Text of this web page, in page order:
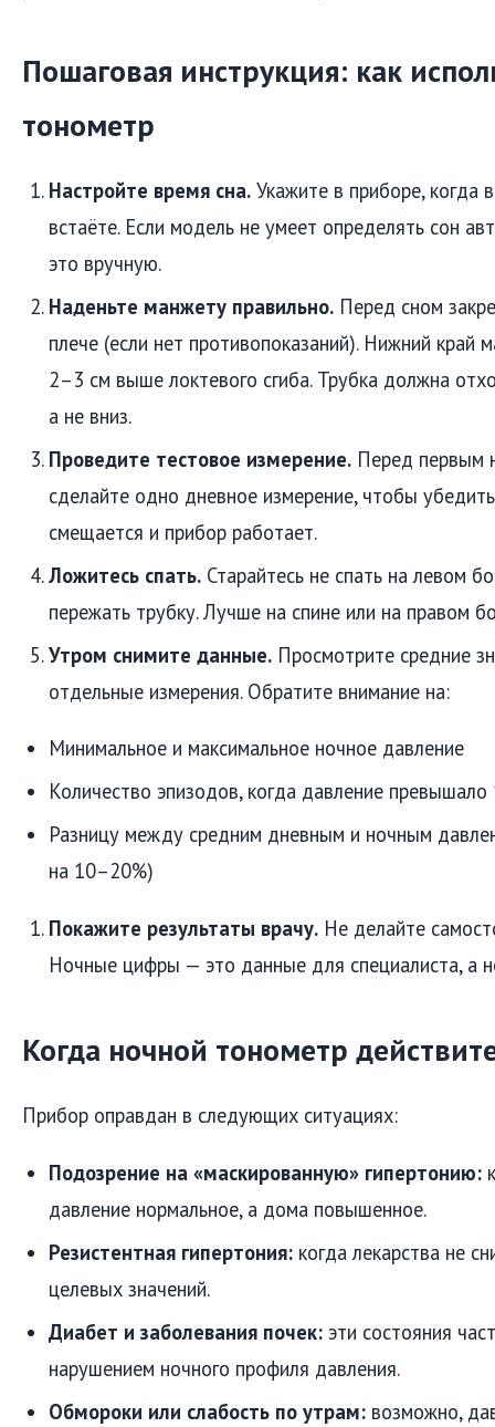
Пошаговая инструкция: как
тонометр
Настройте время сна. Укажите в приборе, когда
встаёте. Если модель не умеет определять сон
это вручную.
Наденьте манжету правильно. Перед сном
плече (если нет противопоказаний). Нижний
2–3 см выше локтевого сгиба. Трубка должна
а не вниз.
Проведите тестовое измерение. Перед первым
сделайте одно дневное измерение, чтобы
смещается и прибор работает.
Ложитесь спать. Старайтесь не спать на левом
пережать трубку. Лучше на спине или на правом
Утром снимите данные. Просмотрите средние
отдельные измерения. Обратите внимание на:
Минимальное и максимальное ночное давление
Количество эпизодов, когда давление
Разницу между средним дневным и ночным
на 10–20%)
Покажите результаты врачу. Не делайте
Ночные цифры — это данные для специалиста, а
Когда ночной тонометр
Прибор оправдан в следующих ситуациях:
Подозрение на «маскированную» гипертонию:
давление нормальное, а дома повышенное.
Резистентная гипертония: когда лекарства не
целевых значений.
Диабет и заболевания почек: эти состояния
нарушением ночного профиля давления.
Обмороки или слабость по утрам: возможно,